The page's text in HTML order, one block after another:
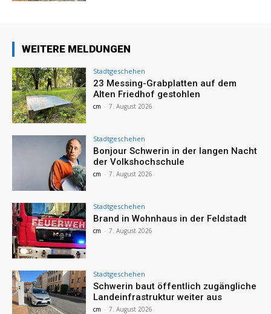
WEITERE MELDUNGEN
Stadtgeschehen
23 Messing-Grabplatten auf dem
Alten Friedhof gestohlen
cm - 7. August 2026
Stadtgeschehen
Bonjour Schwerin in der langen Nacht
der Volkshochschule
cm - 7. August 2026
Stadtgeschehen
Brand in Wohnhaus in der Feldstadt
cm - 7. August 2026
Stadtgeschehen
Schwerin baut öffentlich zugängliche
Landeinfrastruktur weiter aus
cm - 7. August 2026